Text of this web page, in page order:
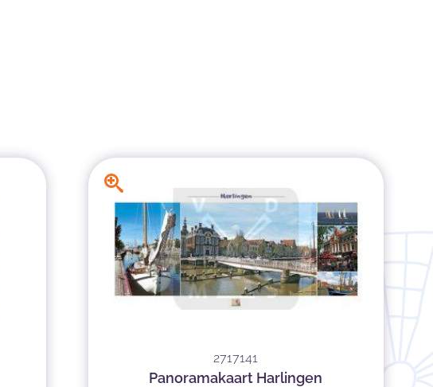
2717141
Panoramakaart Harlingen